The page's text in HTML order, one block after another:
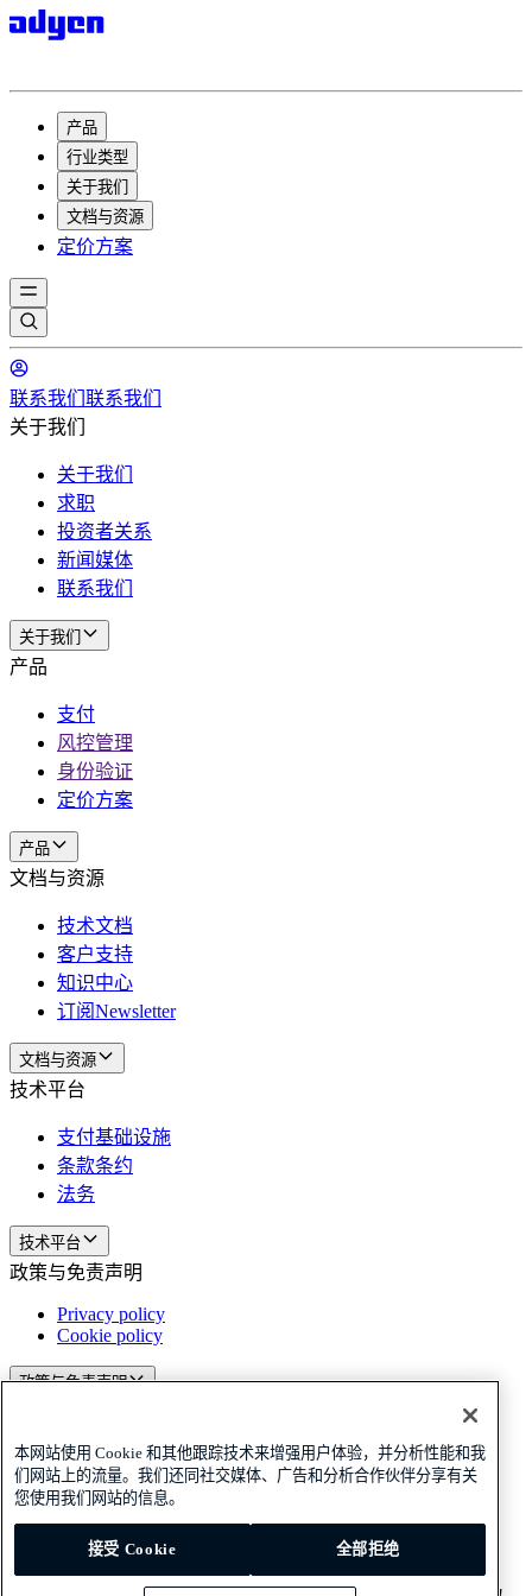
产品
行业类型
关于我们
文档与资源
定价方案
联系我们 联系我们
关于我们
关于我们
求职
投资者关系
新闻媒体
联系我们
关于我们
产品
支付
风控管理
身份验证
定价方案
产品
文档与资源
技术文档
客户支持
知识中心
订阅Newsletter
文档与资源
技术平台
支付基础设施
条款条约
法务
技术平台
政策与免责声明
Privacy policy
Cookie policy
政策与免责声明
Privacy policy
Cookie policy
本网站使用 Cookie 和其他跟踪技术来增强用户体验，并分析性能和我
们网站上的流量。我们还同社交媒体、广告和分析合作伙伴分享有关
您使用我们网站的信息。
接受 Cookie 全部拒绝